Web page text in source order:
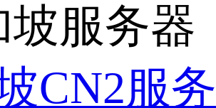
坡服务器
CN2服